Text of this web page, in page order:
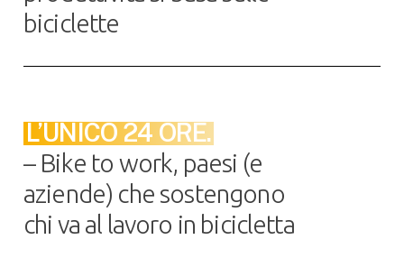
biciclette
L’UNICO 24 ORE.
– Bike to work, paesi (e
aziende) che sostengono
chi va al lavoro in bicicletta